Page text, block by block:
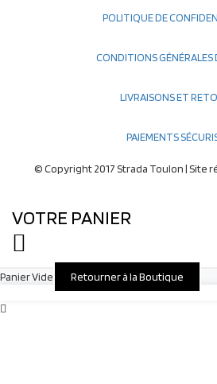
POLITIQUE DE
CONDITIONS GÉNÉRALES
LIVRAISONS ET
PAIEMENTS
© Copyright 2017 Strada Toulon | Site
VOTRE PANIER
Panier Vide Retourner à la Boutique